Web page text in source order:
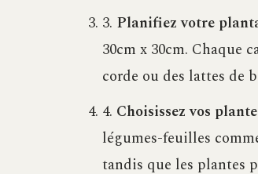
3. Planifiez votre
30cm x 30cm. Chaque
corde ou des lattes de
4. Choisissez vos
légumes-feuilles
tandis que les plantes